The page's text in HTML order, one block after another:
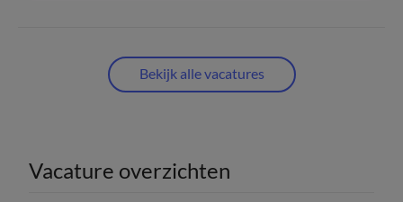
Bekijk alle vacatures
Vacature overzichten